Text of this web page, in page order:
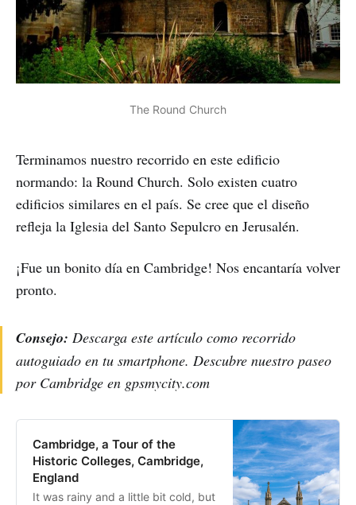
The Round Church
Terminamos nuestro recorrido en este edificio
normando: la Round Church. Solo existen cuatro
edificios similares en el país. Se cree que el diseño
refleja la Iglesia del Santo Sepulcro en Jerusalén.
¡Fue un bonito día en Cambridge! Nos encantaría volver
pronto.
Consejo: Descarga este artículo como recorrido
autoguiado en tu smartphone. Descubre nuestro paseo
por Cambridge en gpsmycity.com
Cambridge, a Tour of the
Historic Colleges, Cambridge,
England
It was rainy and a little bit cold, but